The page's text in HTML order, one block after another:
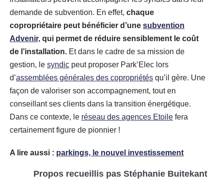
demande de subvention. En effet, chaque
copropriétaire peut bénéficier d’une subvention
Advenir, qui permet de réduire sensiblement le coût
de l’installation. Et dans le cadre de sa mission de
gestion, le syndic peut proposer Park’Elec lors
d’assemblées générales des copropriétés qu’il gère. Une
façon de valoriser son accompagnement, tout en
conseillant ses clients dans la transition énergétique.
Dans ce contexte, le réseau des agences Etoile fera
certainement figure de pionnier !
A lire aussi : parkings, le nouvel investissement
Propos recueillis pas Stéphanie Buitekant